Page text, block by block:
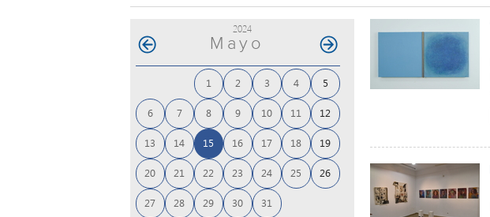
2024
Mayo
1 2 3 4 5
6 7 8 9 10 11 12
13 14 15 16 17 18 19
20 21 22 23 24 25 26
27 28 29 30 31